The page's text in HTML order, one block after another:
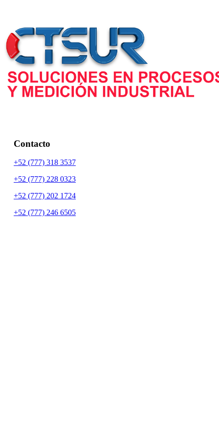
Contacto
+52 (777) 318 3537
+52 (777) 228 0323
+52 (777) 202 1724
+52 (777) 246 6505